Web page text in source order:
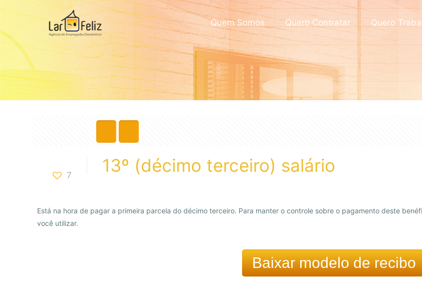
Quem Somos Quero Contratar Quero
7 13º (décimo terceiro) salário
Está na hora de pagar a primeira parcela do décimo terceiro. Para manter o controle sobre o pagamento deste
você utilizar.
Baixar modelo de recibo